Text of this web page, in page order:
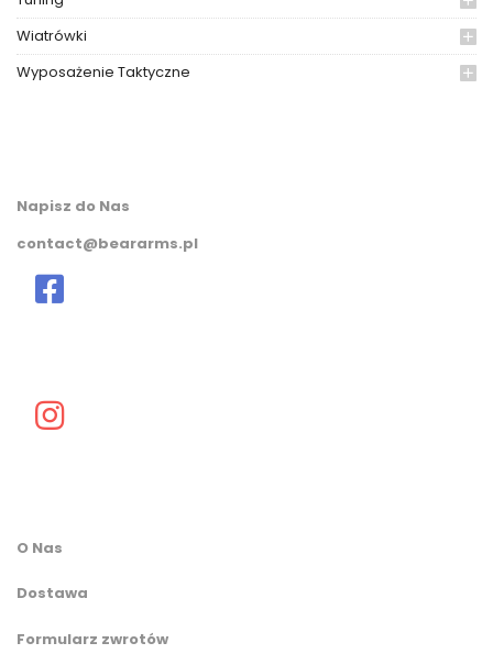
Wiatrówki
Wyposażenie Taktyczne
Napisz do Nas
contact@beararms.pl
O Nas
Dostawa
Formularz zwrotów